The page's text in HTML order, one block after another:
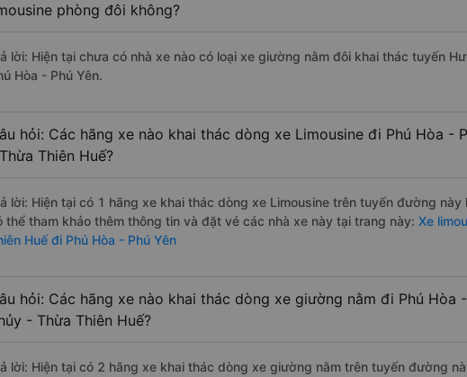
phòng đôi không?
lời: Hiện tại chưa có nhà xe nào có loại xe giường nằm đôi khai thác tuyến
Hòa - Phú Yên.
hỏi: Các hãng xe nào khai thác dòng xe Limousine đi Phú Hòa -
Thiên Huế?
lời: Hiện tại có 1 hãng xe khai thác dòng xe Limousine trên tuyến đường này
thể tham khảo thêm thông tin và đặt vé các nhà xe này tại trang này: Xe
Huế đi Phú Hòa - Phú Yên
hỏi: Các hãng xe nào khai thác dòng xe giường nằm đi Phú Hòa
- Thừa Thiên Huế?
lời: Hiện tại có 2 hãng xe khai thác dòng xe giường nằm trên tuyến đường